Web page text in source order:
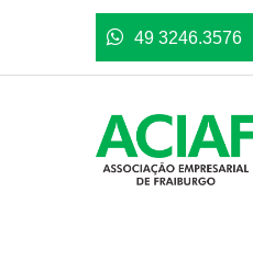
49 3246.3576